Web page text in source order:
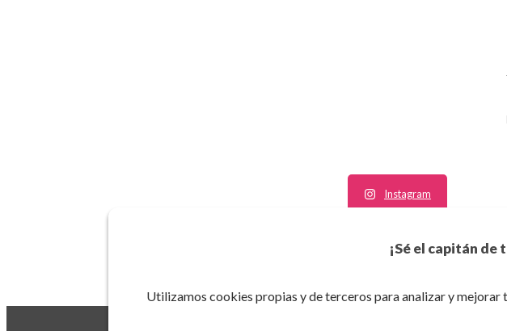
¡Sé el capitán
Utilizamos cookies propias y de terceros para analizar y mejorar
Instagram